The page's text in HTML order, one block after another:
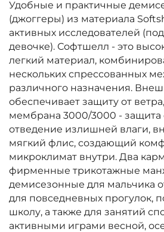
Удобные и практичные
(джоггеры) из материала
активных исследователей
девочке). Софтшелл - это
легкий материал,
нескольких спрессованных
различного назначения.
обеспечивает защиту от
мембрана 3000/3000 - защита
отведение излишней влаги,
мягкий флис, создающий
микроклимат внутри. Два
фирменные трикотажные
демисезонные для мальчика
для повседневных прогулок,
школу, а также для занятий
активными играми весной,